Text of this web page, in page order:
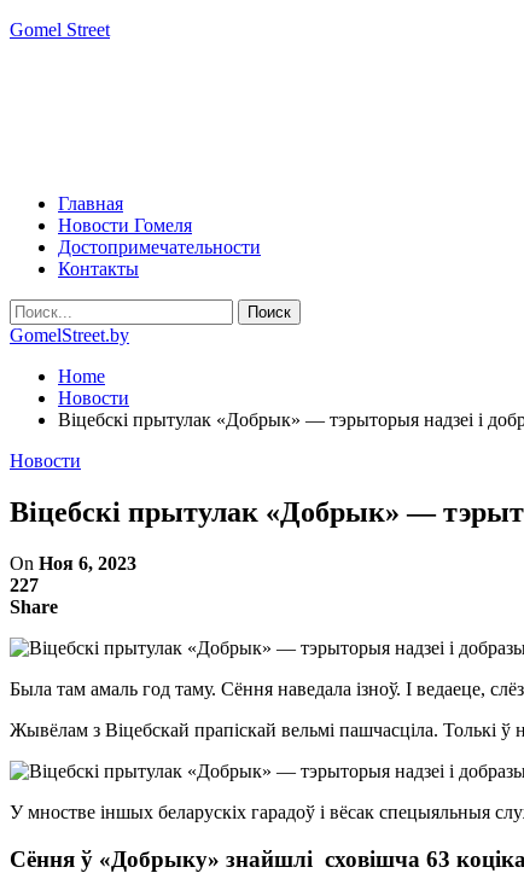
Gomel Street
Главная
Новости Гомеля
Достопримечательности
Контакты
GomelStreet.by
Home
Новости
Віцебскі прытулак «‎Добрык»‎ — тэрыторыя надзеі і
Новости
Віцебскі прытулак «‎Добрык»‎ —
On Ноя 6, 2023
227
Share
Была там амаль год таму. Сёння наведала ізноў. І ведаеце,
Жывёлам з Віцебскай прапіскай вельмі пашчасціла. Толькі ў
У мностве іншых беларускіх гарадоў і вёсак спецыяльныя
Сёння ў «Добрыку» знайшлі сховішча 63